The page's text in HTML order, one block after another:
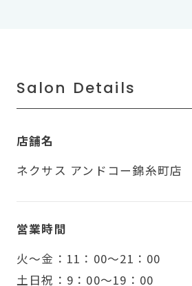
Salon Details
店舗名
ネクサス アンドコー錦糸町店
営業時間
火〜金：11：00～21：00
土日祝：9：00～19：00